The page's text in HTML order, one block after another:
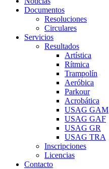
Documentos
Resoluciones
Circulares
Servicios
Resultados
Artística
Rítmica
Trampolín
Aeróbica
Parkour
Acrobática
USAG GAM
USAG GAF
USAG GR
USAG TRA
Inscripciones
Licencias
Contacto